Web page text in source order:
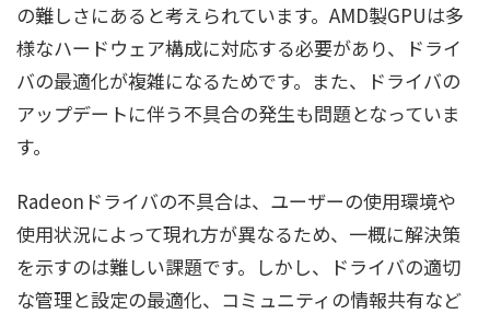
の難しさにあると考えられています。AMD製GPUは多
様なハードウェア構成に対応する必要があり、ドライ
バの最適化が複雑になるためです。また、ドライバの
アップデートに伴う不具合の発生も問題となっていま
す。
Radeonドライバの不具合は、ユーザーの使用環境や
使用状況によって現れ方が異なるため、一概に解決策
を示すのは難しい課題です。しかし、ドライバの適切
な管理と設定の最適化、コミュニティの情報共有など